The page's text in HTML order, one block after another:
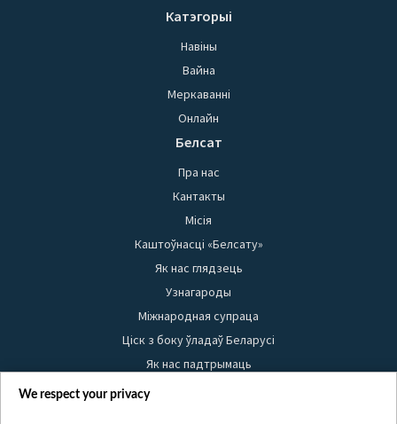
Катэгорыі
Навіны
Вайна
Меркаванні
Онлайн
Белсат
Пра нас
Кантакты
Місія
Каштоўнасці «Белсату»
Як нас глядзець
Узнагароды
Міжнародная супраца
Ціск з боку ўладаў Беларусі
Як нас падтрымаць
Правілы выкарыстання матэрыялаў
We respect your privacy